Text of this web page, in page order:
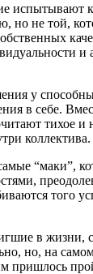
испытывают
но не той,
и
у
в себе.
тихое и
коллектива.
“маки”,
того
в жизни,
но, на
пришлось